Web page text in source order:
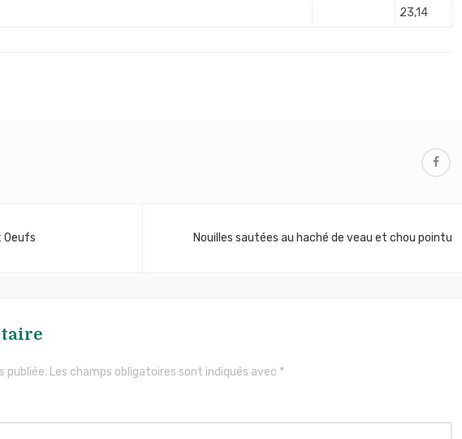
23,14
Oeufs Nouilles sautées au haché de veau et chou pointu
publiée. Les champs obligatoires sont indiqués avec *